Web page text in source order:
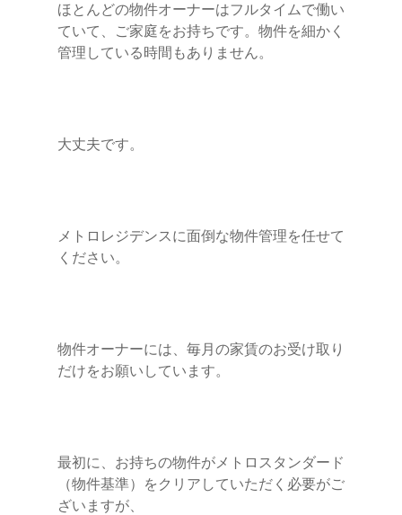
ほとんどの物件オーナーはフルタイムで働い
ていて、ご家庭をお持ちです。物件を細かく
管理している時間もありません。
大丈夫です。
メトロレジデンスに面倒な物件管理を任せて
ください。
物件オーナーには、毎月の家賃のお受け取り
だけをお願いしています。
最初に、お持ちの物件がメトロスタンダード
（物件基準）をクリアしていただく必要がご
ざいますが、